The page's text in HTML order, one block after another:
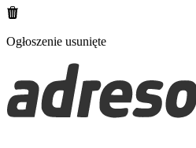
Ogłoszenie usunięte